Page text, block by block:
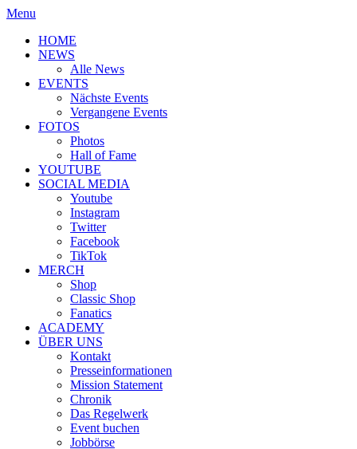
Menu
HOME
NEWS
Alle News
EVENTS
Nächste Events
Vergangene Events
FOTOS
Photos
Hall of Fame
YOUTUBE
SOCIAL MEDIA
Youtube
Instagram
Twitter
Facebook
TikTok
MERCH
Shop
Classic Shop
Fanatics
ACADEMY
ÜBER UNS
Kontakt
Presseinformationen
Mission Statement
Chronik
Das Regelwerk
Event buchen
Jobbörse